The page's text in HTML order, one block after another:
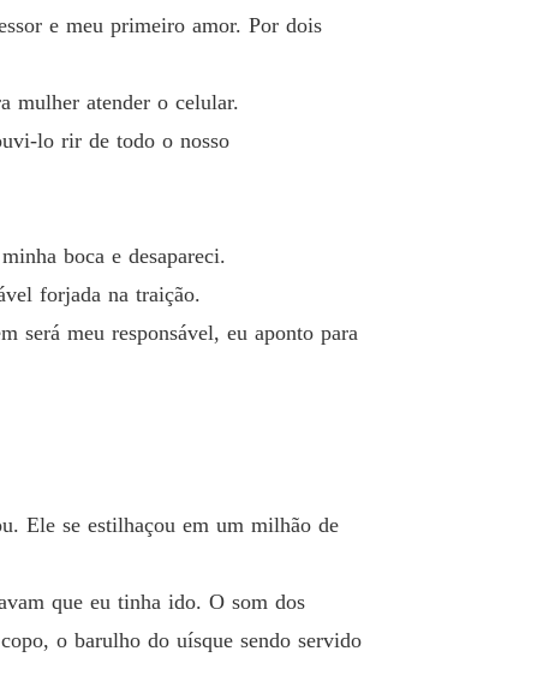
e meu primeiro amor. Por dois
mulher atender o celular.
lo rir de todo o nosso
boca e desapareci.
forjada na traição.
será meu responsável, eu aponto para
Ele se estilhaçou em um milhão de
que eu tinha ido. O som dos
o barulho do uísque sendo servido